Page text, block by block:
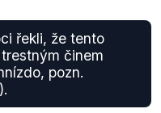
řekli, že tento
činem
pozn.